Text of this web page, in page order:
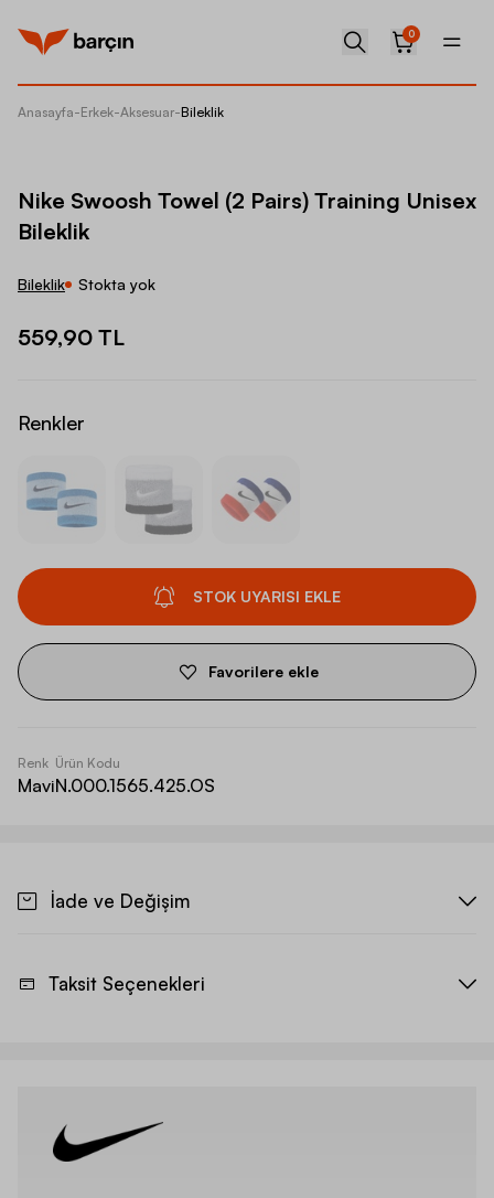
0
Anasayfa-Erkek-Aksesuar-Bileklik
Nike Swoosh Towel (2 Pairs) Training Unisex
Bileklik
Bileklik Stokta yok
559,90 TL
Renkler
STOK UYARISI EKLE
Favorilere ekle
Renk
Mavi
Ürün Kodu
N.000.1565.425.OS
İade ve Değişim
Taksit Seçenekleri